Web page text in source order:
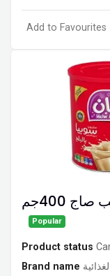
Add to Favourites
400جم
Popular
Product status
Brand name